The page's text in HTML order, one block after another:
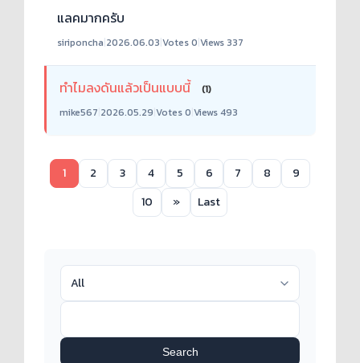
แลคมากครับ
siriponcha|2026.06.03|Votes 0|Views 337
ทำไมลงดันแล้วเป็นแบบนี้
(1)
mike567 2026.05.29 Votes 0 Views 493
1 2 3 4 5 6 7 8
9
10
» Last
Search